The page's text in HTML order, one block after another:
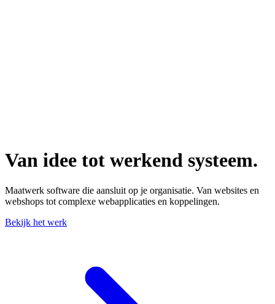
Van idee tot werkend systeem.
Maatwerk software die aansluit op je organisatie. Van websites en
webshops tot complexe webapplicaties en koppelingen.
Bekijk het werk